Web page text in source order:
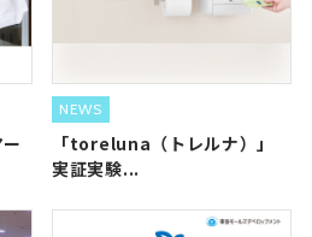
NEWS
「toreluna（トレルナ）」
実証実験...